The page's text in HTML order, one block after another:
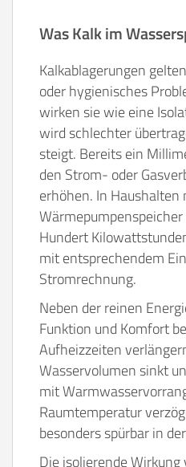
Was Kalk im
Kalkablagerungen
oder hygienisches
wirken sie wie eine
wird schlechter
steigt. Bereits ein
den Strom- oder
erhöhen. In
Hundert
mit entsprechendem
Stromrechnung.
Neben der reinen
Funktion und Komfort
Aufheizzeiten
Wasservolumen sinkt
mit
Raumtemperatur
besonders spürbar in
Die isolierende